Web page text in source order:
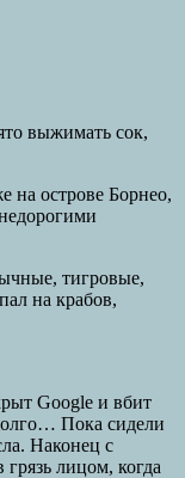
выжимать сок,
на острове Борнео,
тигровые,
на крабов,
Google и вбит
Пока сидели
Наконец с
лицом, когда